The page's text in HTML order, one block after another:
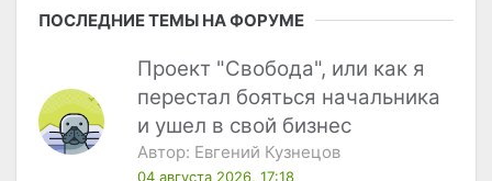
ПОСЛЕДНИЕ ТЕМЫ НА ФОРУМЕ
Проект "Свобода", или как я
перестал бояться начальника
и ушел в свой бизнес
Автор: Евгений Кузнецов
04 августа 2026, 17:18